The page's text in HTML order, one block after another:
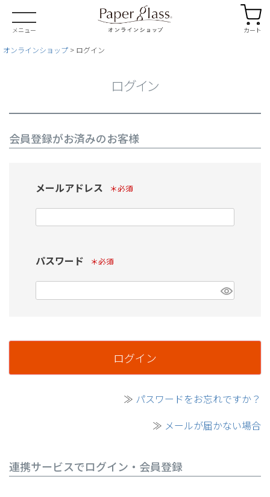
メニュー カート
オンラインショップ ログイン
ログイン
会員登録がお済みのお客様
メールアドレス
パスワード
ログイン
≫ パスワードをお忘れですか？
≫ メールが届かない場合
連携サービスでログイン・会員登録